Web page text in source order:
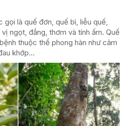
là quế đơn, quế bì, liễu quế,
ngọt, đắng, thơm và tính ấm. Quế
thuộc thể phong hàn như cảm
khớp...